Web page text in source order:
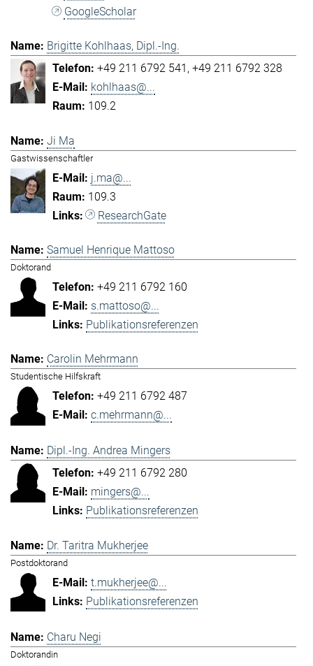
GoogleScholar
Brigitte Kohlhaas, Dipl.-Ing.
+49 211 6792 541 +49 211 6792 328
kohlhaas@...
109.2
Ji Ma
Gastwissenschaftler
j.ma@...
109.3
ResearchGate
Samuel Henrique Mattoso
Doktorand
+49 211 6792 160
s.mattoso@...
Publikationsreferenzen
Carolin Mehrmann
Studentische Hilfskraft
+49 211 6792 487
c.mehrmann@...
Dipl.-Ing. Andrea Mingers
+49 211 6792 280
mingers@...
Publikationsreferenzen
Dr. Taritra Mukherjee
Postdoktorand
t.mukherjee@...
Publikationsreferenzen
Charu Negi
Doktorandin